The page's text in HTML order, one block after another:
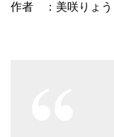
作者 ：美咲りょう